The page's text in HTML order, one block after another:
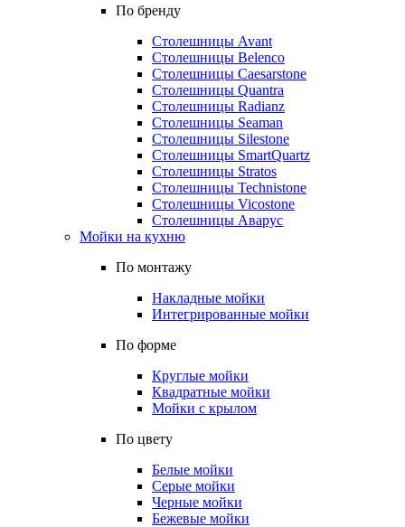
По бренду
Столешницы Avant
Столешницы Belenco
Столешницы Caesarstone
Столешницы Quantra
Столешницы Radianz
Столешницы Seaman
Столешницы Silestone
Столешницы SmartQuartz
Столешницы Stratos
Столешницы Technistone
Столешницы Vicostone
Столешницы Аварус
Мойки на кухню
По монтажу
Накладные мойки
Интегрированные мойки
По форме
Круглые мойки
Квадратные мойки
Мойки с крылом
По цвету
Белые мойки
Серые мойки
Черные мойки
Бежевые мойки